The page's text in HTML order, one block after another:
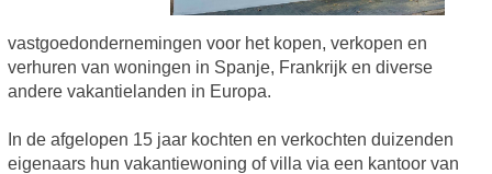
vastgoedondernemingen voor het kopen, verkopen en
verhuren van woningen in Spanje, Frankrijk en diverse
andere vakantielanden in Europa.
In de afgelopen 15 jaar kochten en verkochten duizenden
eigenaars hun vakantiewoning of villa via een kantoor van